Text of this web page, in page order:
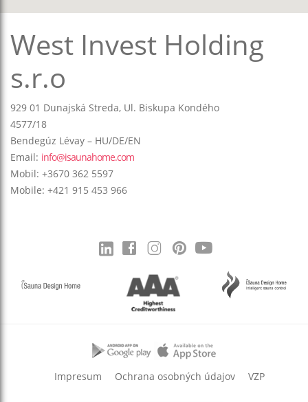
West Invest Holding
s.r.o
929 01 Dunajská Streda, Ul. Biskupa Kondého
4577/18
Bendegúz Lévay – HU/DE/EN
Email: info@isaunahome.com
Mobil: +3670 362 5597
Mobile: +421 915 453 966
Impresum Ochrana osobných údajov VZP